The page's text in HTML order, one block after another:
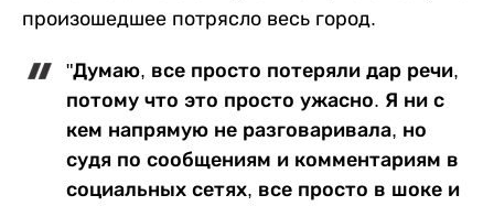
произошедшее потрясло весь город.
"Думаю, все просто потеряли дар речи,
потому что это просто ужасно. Я ни с
кем напрямую не разговаривала, но
судя по сообщениям и комментариям в
социальных сетях, все просто в шоке и